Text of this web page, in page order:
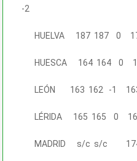
-2
HUELVA 187 187 0
HUESCA 164 164 0
LEÓN 163 162 -1
LÉRIDA 165 165 0
MADRID s/c s/c